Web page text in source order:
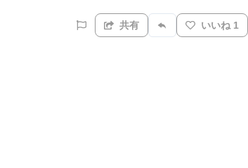
共有 いいね 1